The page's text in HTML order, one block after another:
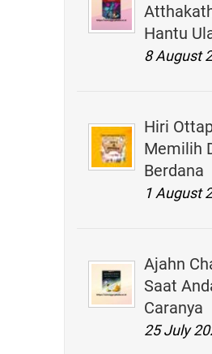
Hantu
8 August
Hiri
Memilih
Berdana
1 August
Ajahn
Saat
Caranya
25 July